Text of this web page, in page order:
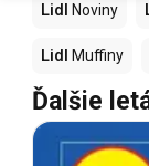
Lidl Noviny
Lidl Muffiny
Ďalšie